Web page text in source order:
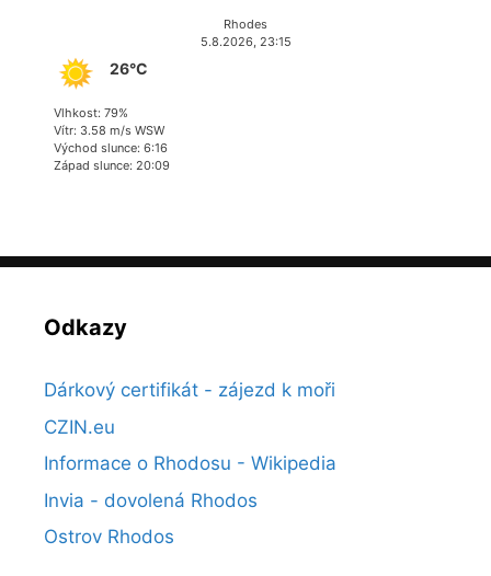
Rhodes
5.8.2026, 23:15
26°C
Vlhkost: 79%
Vítr: 3.58 m/s WSW
Východ slunce: 6:16
Západ slunce: 20:09
Odkazy
Dárkový certifikát - zájezd k moři
CZIN.eu
Informace o Rhodosu - Wikipedia
Invia - dovolená Rhodos
Ostrov Rhodos